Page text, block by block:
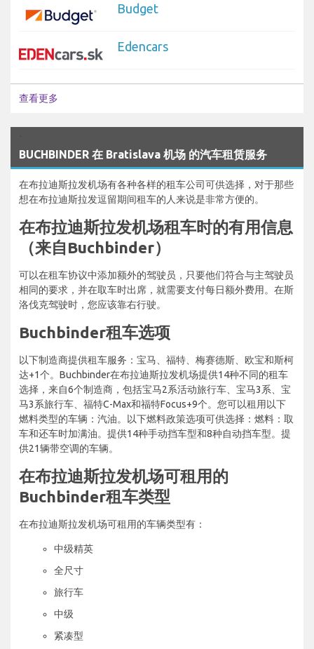
Budget
Edencars
查看更多
BUCHBINDER 在 Bratislava 机场 的汽车租赁服务
在布拉迪斯拉发机场有各种各样的租车公司可供选择，对于那些
想在布拉迪斯拉发逗留期间租车的人来说是非常方便的。
在布拉迪斯拉发机场租车时的有用信息
（来自Buchbinder）
可以在租车协议中添加额外的驾驶员，只要他们符合与主驾驶员
相同的要求，并在取车时出席，就需要支付每日额外费用。在斯
洛伐克驾驶时，您应该靠右行驶。
Buchbinder租车选项
以下制造商提供租车服务：宝马、福特、梅赛德斯、欧宝和斯柯
达+1个。Buchbinder在布拉迪斯拉发机场提供14种不同的租车
选择，来自6个制造商，包括宝马2系活动旅行车、宝马3系、宝
马3系旅行车、福特C-Max和福特Focus+9个。您可以租用以下
燃料类型的车辆：汽油。以下燃料政策选项可供选择：燃料：取
车和还车时加满油。提供14种手动挡车型和8种自动挡车型。提
供21辆带空调的车辆。
在布拉迪斯拉发机场可租用的
Buchbinder租车类型
在布拉迪斯拉发机场可租用的车辆类型有：
中级精英
全尺寸
旅行车
中级
紧凑型